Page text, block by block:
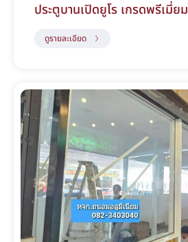
ประตูบานเปิดยูโร เกรดพรีเมี่ยม
ดูรายละเอียด